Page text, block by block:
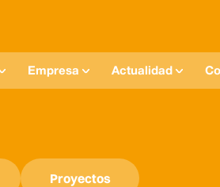
Empresa Actualidad
Proyectos